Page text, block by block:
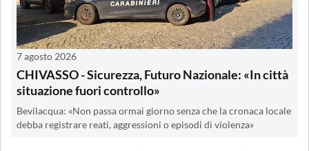
7 agosto 2026
CHIVASSO - Sicurezza, Futuro Nazionale: «In città
situazione fuori controllo»
Bevilacqua: «Non passa ormai giorno senza che la cronaca locale
debba registrare reati, aggressioni o episodi di violenza»